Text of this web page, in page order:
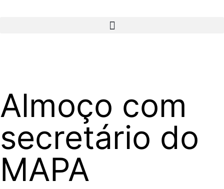
Almoço com
secretário do
MAPA